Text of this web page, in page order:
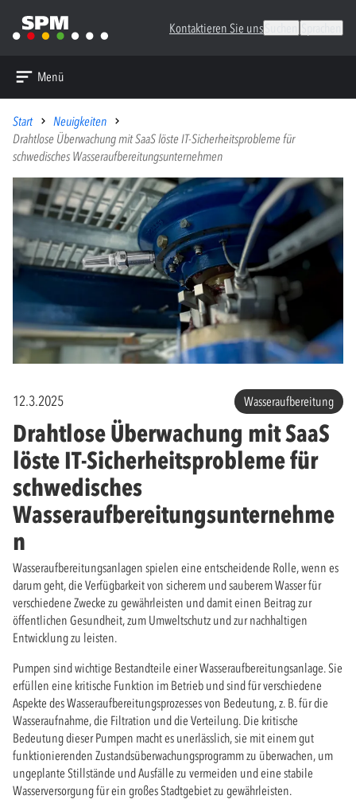
Kontaktieren Sie uns
Menü
Start
Neuigkeiten
Drahtlose Überwachung mit SaaS löste IT-Sicherheitsprobleme für
schwedisches Wasseraufbereitungsunternehmen
12.3.2025 Wasseraufbereitung
Drahtlose Überwachung mit SaaS
löste IT-Sicherheitsprobleme für
schwedisches
Wasseraufbereitungsunternehme
n
Wasseraufbereitungsanlagen spielen eine entscheidende Rolle, wenn es
darum geht, die Verfügbarkeit von sicherem und sauberem Wasser für
verschiedene Zwecke zu gewährleisten und damit einen Beitrag zur
öffentlichen Gesundheit, zum Umweltschutz und zur nachhaltigen
Entwicklung zu leisten.
Pumpen sind wichtige Bestandteile einer Wasseraufbereitungsanlage. Sie
erfüllen eine kritische Funktion im Betrieb und sind für verschiedene
Aspekte des Wasseraufbereitungsprozesses von Bedeutung, z. B. für die
Wasseraufnahme, die Filtration und die Verteilung. Die kritische
Bedeutung dieser Pumpen macht es unerlässlich, sie mit einem gut
funktionierenden Zustandsüberwachungsprogramm zu überwachen, um
ungeplante Stillstände und Ausfälle zu vermeiden und eine stabile
Wasserversorgung für ein großes Stadtgebiet zu gewährleisten.